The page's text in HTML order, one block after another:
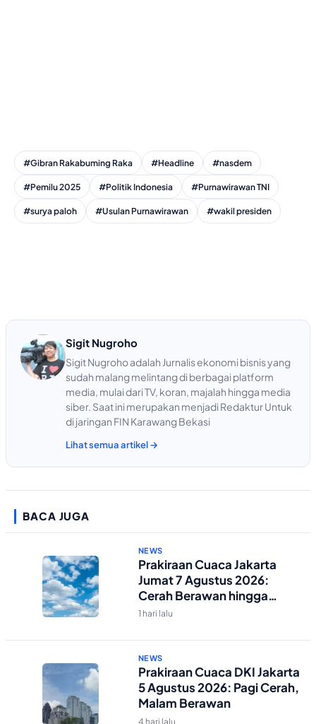
#Gibran Rakabuming Raka #Headline #nasdem
#Pemilu 2025 #Politik Indonesia #Purnawirawan TNI
#surya paloh #Usulan Purnawirawan #wakil presiden
Sigit Nugroho
Sigit Nugroho adalah Jurnalis ekonomi bisnis yang
sudah malang melintang di berbagai platform
media, mulai dari TV, koran, majalah hingga media
siber. Saat ini merupakan menjadi Redaktur Untuk
di jaringan FIN Karawang Bekasi
Lihat semua artikel →
BACA JUGA
NEWS
Prakiraan Cuaca Jakarta
Jumat 7 Agustus 2026:
Cerah Berawan hingga
Malam
1 hari lalu
NEWS
Prakiraan Cuaca DKI Jakarta
5 Agustus 2026: Pagi Cerah,
Malam Berawan
4 hari lalu